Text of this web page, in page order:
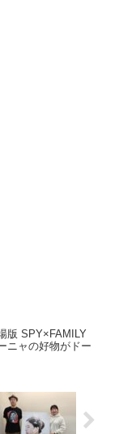
版 SPY×FAMILY
ニャの好物がドー